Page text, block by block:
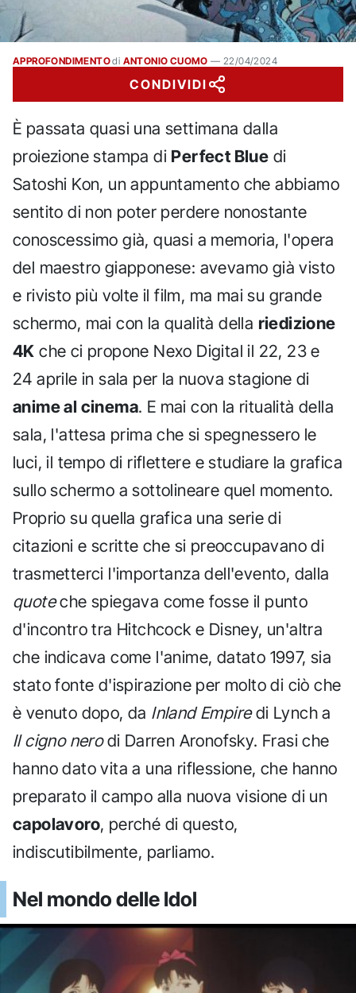
APPROFONDIMENTOdi ANTONIO CUOMO —22/04/2024
CONDIVIDI
È passata quasi una settimana dalla
proiezione stampa di Perfect Blue di
Satoshi Kon, un appuntamento che abbiamo
sentito di non poter perdere nonostante
conoscessimo già, quasi a memoria, l'opera
del maestro giapponese: avevamo già visto
e rivisto più volte il film, ma mai su grande
schermo, mai con la qualità della riedizione
4K che ci propone Nexo Digital il 22, 23 e
24 aprile in sala per la nuova stagione di
anime al cinema. E mai con la ritualità della
sala, l'attesa prima che si spegnessero le
luci, il tempo di riflettere e studiare la grafica
sullo schermo a sottolineare quel momento.
Proprio su quella grafica una serie di
citazioni e scritte che si preoccupavano di
trasmetterci l'importanza dell'evento, dalla
quoteche spiegava come fosse il punto
d'incontro tra Hitchcock e Disney, un'altra
che indicava come l'anime, datato 1997, sia
stato fonte d'ispirazione per molto di ciò che
è venuto dopo, da Inland Empiredi Lynch a
Il cigno nerodi Darren Aronofsky. Frasi che
hanno dato vita a una riflessione, che hanno
preparato il campo alla nuova visione di un
capolavoro, perché di questo,
indiscutibilmente, parliamo.
Nel mondo delle Idol